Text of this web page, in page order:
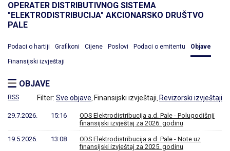
OPERATER DISTRIBUTIVNOG SISTEMA
"ELEKTRODISTRIBUCIJA" AKCIONARSKO DRUŠTVO
PALE
Podaci o hartiji Grafikoni Cijene Poslovi Podaci o emitentu Objave
Finansijski izvještaji
OBJAVE
RSS Filter: Sve objave, Finansijski izvještaji, Revizorski izvještaji
29.7.2026. 15:16
ODS Elektrodistribucija a.d. Pale - Polugodišnji
finansijski izvještaj za 2026. godinu
19.5.2026. 13:08
ODS Elektrodistribucija a.d. Pale - Note uz
finansijski izvještaj za 2025. godinu